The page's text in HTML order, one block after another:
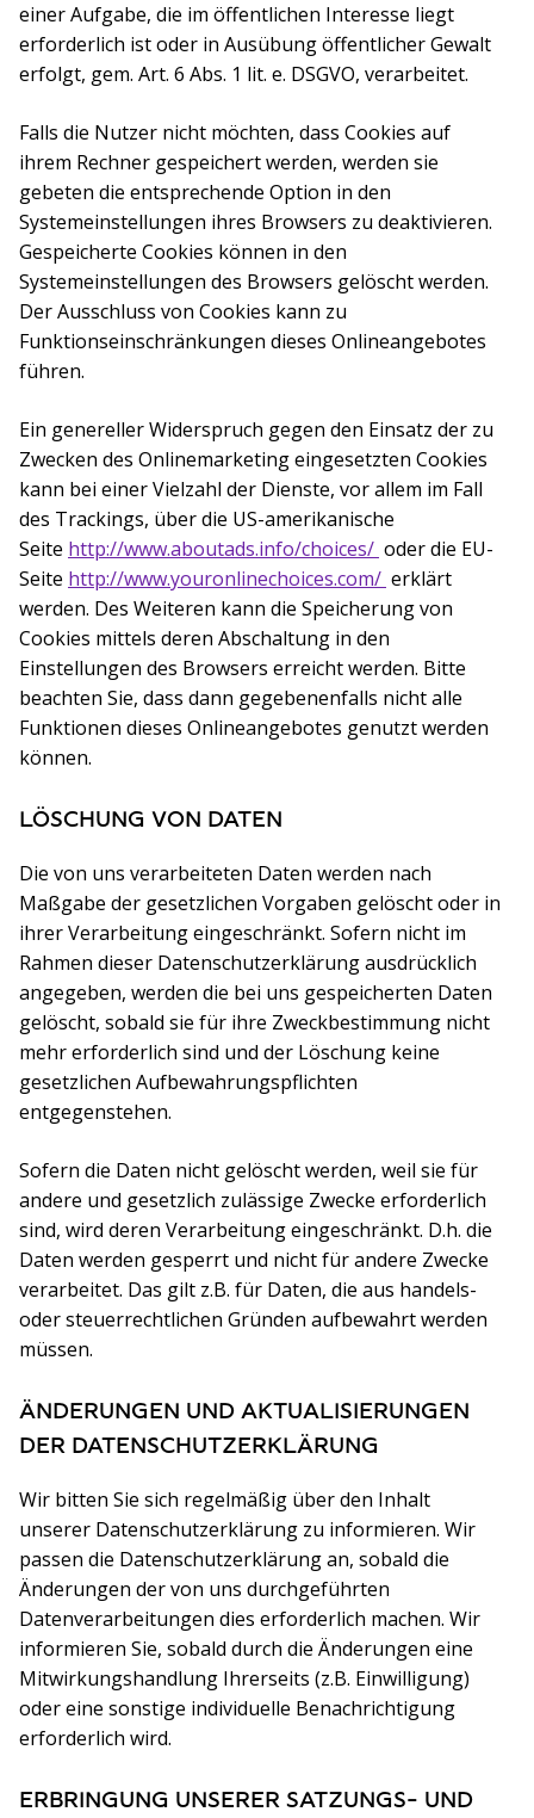
einer Aufgabe, die im öffentlichen Interesse liegt
erforderlich ist oder in Ausübung öffentlicher Gewalt
erfolgt, gem. Art. 6 Abs. 1 lit. e. DSGVO, verarbeitet.
Falls die Nutzer nicht möchten, dass Cookies auf
ihrem Rechner gespeichert werden, werden sie
gebeten die entsprechende Option in den
Systemeinstellungen ihres Browsers zu deaktivieren.
Gespeicherte Cookies können in den
Systemeinstellungen des Browsers gelöscht werden.
Der Ausschluss von Cookies kann zu
Funktionseinschränkungen dieses Onlineangebotes
führen.
Ein genereller Widerspruch gegen den Einsatz der zu
Zwecken des Onlinemarketing eingesetzten Cookies
kann bei einer Vielzahl der Dienste, vor allem im Fall
des Trackings, über die US-amerikanische
Seite http://www.aboutads.info/choices/ (öffnet in einem
oder die EU-
Seite http://www.youronlinechoices.com/ (öffnet in
erklärt
werden. Des Weiteren kann die Speicherung von
Cookies mittels deren Abschaltung in den
Einstellungen des Browsers erreicht werden. Bitte
beachten Sie, dass dann gegebenenfalls nicht alle
Funktionen dieses Onlineangebotes genutzt werden
können.
LÖSCHUNG VON DATEN
Die von uns verarbeiteten Daten werden nach
Maßgabe der gesetzlichen Vorgaben gelöscht oder in
ihrer Verarbeitung eingeschränkt. Sofern nicht im
Rahmen dieser Datenschutzerklärung ausdrücklich
angegeben, werden die bei uns gespeicherten Daten
gelöscht, sobald sie für ihre Zweckbestimmung nicht
mehr erforderlich sind und der Löschung keine
gesetzlichen Aufbewahrungspflichten
entgegenstehen.
Sofern die Daten nicht gelöscht werden, weil sie für
andere und gesetzlich zulässige Zwecke erforderlich
sind, wird deren Verarbeitung eingeschränkt. D.h. die
Daten werden gesperrt und nicht für andere Zwecke
verarbeitet. Das gilt z.B. für Daten, die aus handels-
oder steuerrechtlichen Gründen aufbewahrt werden
müssen.
ÄNDERUNGEN UND AKTUALISIERUNGEN
DER DATENSCHUTZERKLÄRUNG
Wir bitten Sie sich regelmäßig über den Inhalt
unserer Datenschutzerklärung zu informieren. Wir
passen die Datenschutzerklärung an, sobald die
Änderungen der von uns durchgeführten
Datenverarbeitungen dies erforderlich machen. Wir
informieren Sie, sobald durch die Änderungen eine
Mitwirkungshandlung Ihrerseits (z.B. Einwilligung)
oder eine sonstige individuelle Benachrichtigung
erforderlich wird.
ERBRINGUNG UNSERER SATZUNGS- UND